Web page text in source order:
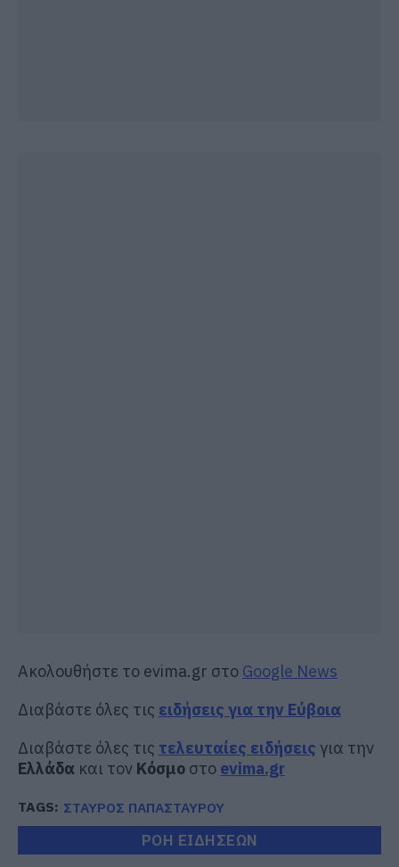
Ακολουθήστε το evima.gr στο Google News
Διαβάστε όλες τις ειδήσεις για την Εύβοια
Διαβάστε όλες τις τελευταίες ειδήσεις για την
Ελλάδα και τον Κόσμο στο evima.gr
TAGS: ΣΤΑΥΡΟΣ ΠΑΠΑΣΤΑΥΡΟΥ
ΡΟΗ ΕΙΔΗΣΕΩΝ